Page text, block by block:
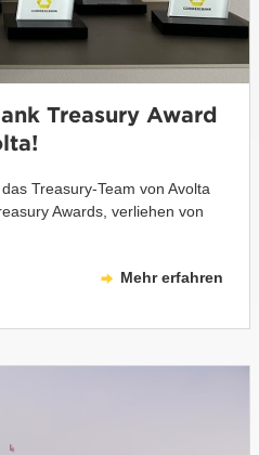
Treasury Award
Treasury-Team von Avolta
Awards, verliehen von
Mehr erfahren